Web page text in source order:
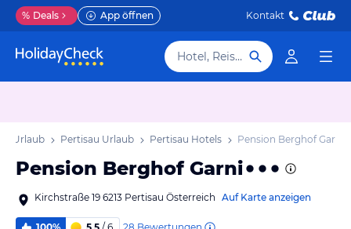
% Deals App öffnen Kontakt
Hotel, Reiseziel
Urlaub Pertisau Urlaub Pertisau Hotels Pension Berghof Garni
Pension Berghof Garni
Kirchstraße 19 6213 Pertisau Österreich Auf Karte anzeigen
28 Bewertungen